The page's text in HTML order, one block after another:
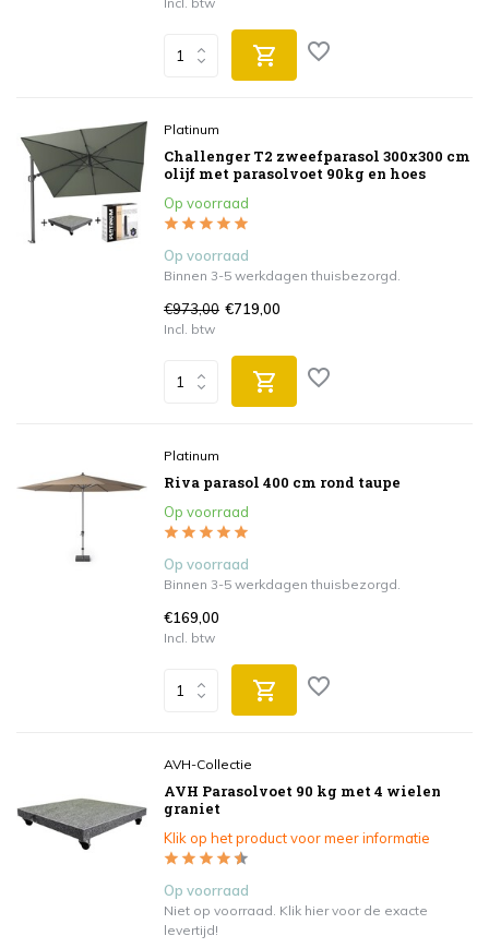
Platinum
Challenger T2 zweefparasol 300x300 cm
olijf met parasolvoet 90kg en hoes
Op voorraad
Op voorraad
Binnen 3-5 werkdagen thuisbezorgd.
€973,00 €719,00
Incl. btw
Platinum
Riva parasol 400 cm rond taupe
Op voorraad
Op voorraad
Binnen 3-5 werkdagen thuisbezorgd.
€169,00
Incl. btw
AVH-Collectie
AVH Parasolvoet 90 kg met 4 wielen
graniet
Klik op het product voor meer informatie
Op voorraad
Niet op voorraad. Klik hier voor de exacte
levertijd!